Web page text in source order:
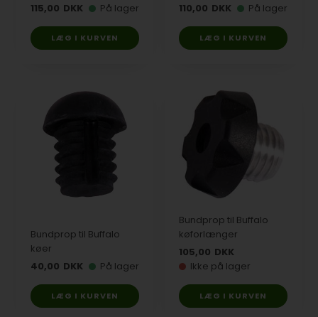
115,00 DKK På lager
110,00 DKK På lager
Bundprop til Buffalo
køer
40,00 DKK På lager
Bundprop til Buffalo
køforlænger
105,00 DKK
Ikke på lager